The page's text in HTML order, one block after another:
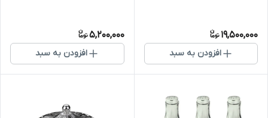
19,500,000
افزودن به سبد
5,200,000
افزودن به سبد